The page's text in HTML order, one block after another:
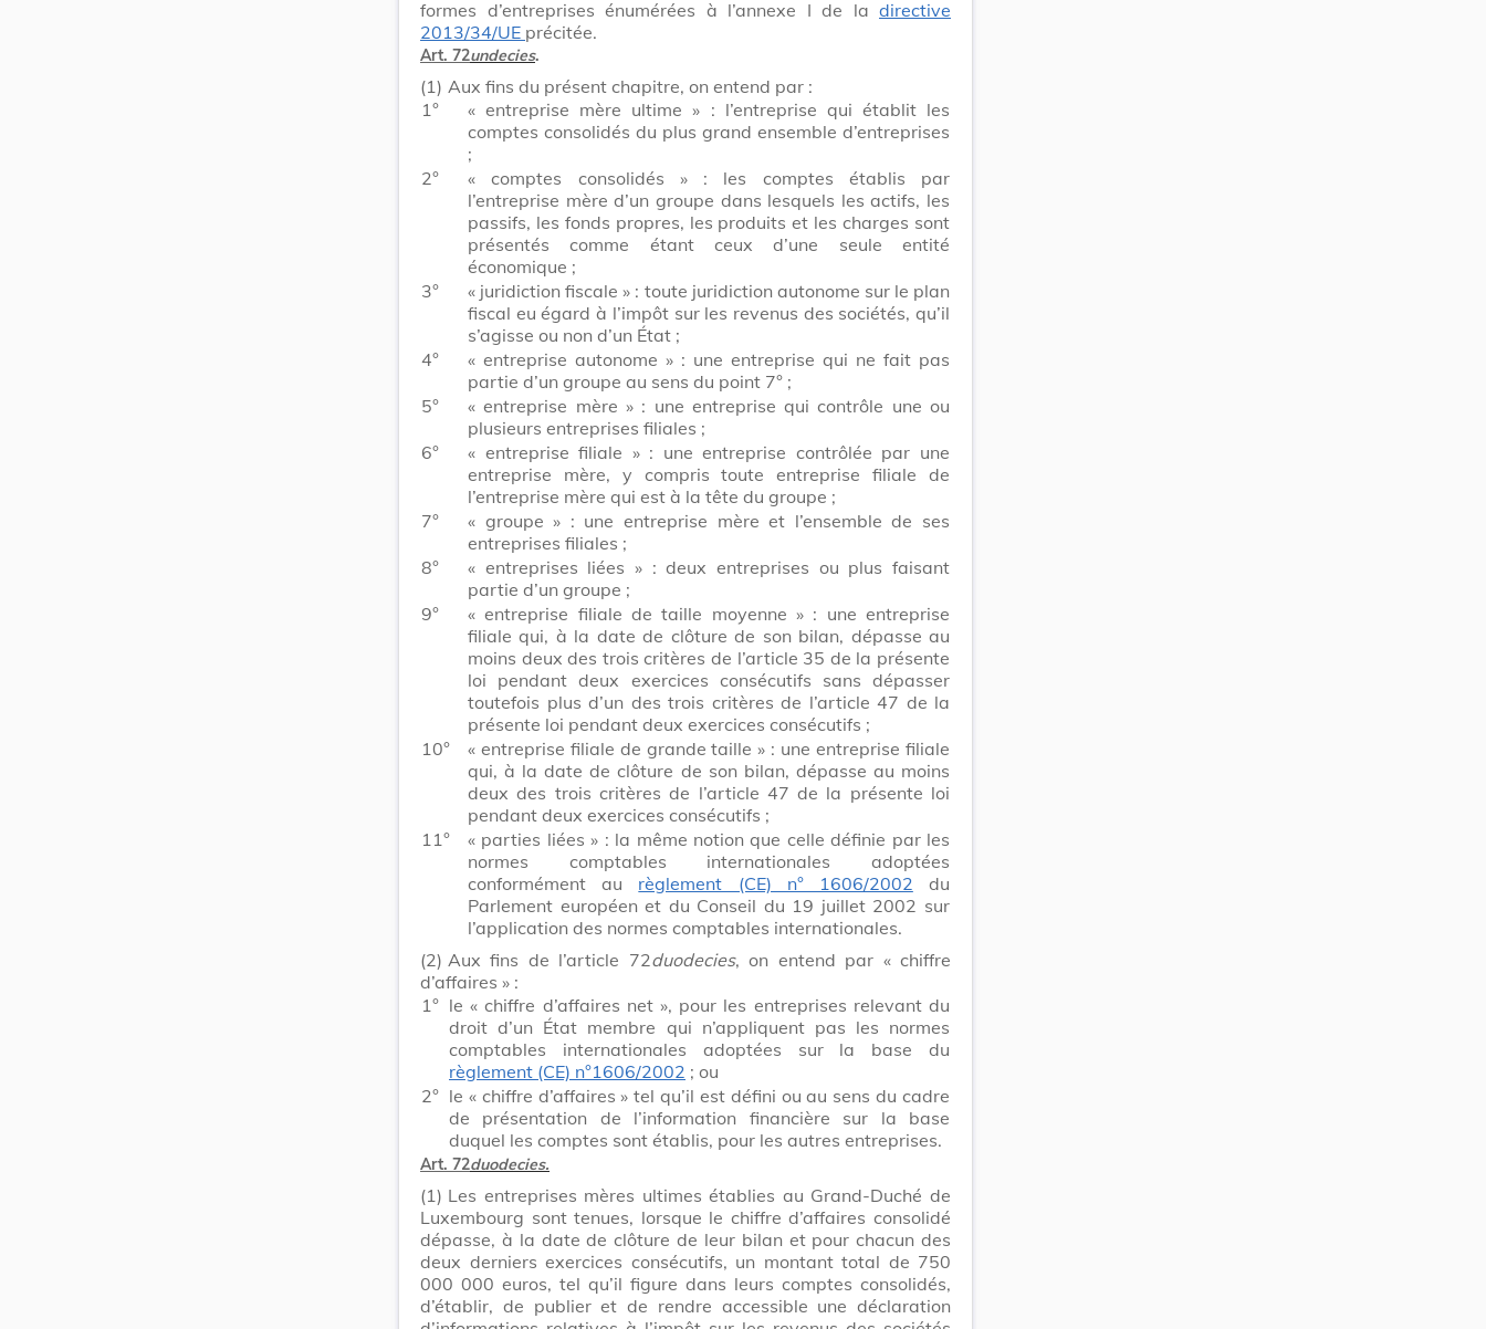
formes d’entreprises énumérées à l’annexe I de la directive
2013/34/UE précitée.
Art. 72undecies.
(1) Aux fins du présent chapitre, on entend par :
1°
« entreprise mère ultime » : l’entreprise qui établit les
comptes consolidés du plus grand ensemble d’entreprises
;
2°
« comptes consolidés » : les comptes établis par
l’entreprise mère d’un groupe dans lesquels les actifs, les
passifs, les fonds propres, les produits et les charges sont
présentés comme étant ceux d’une seule entité
économique ;
3°
« juridiction fiscale » : toute juridiction autonome sur le plan
fiscal eu égard à l’impôt sur les revenus des sociétés, qu’il
s’agisse ou non d’un État ;
4°
« entreprise autonome » : une entreprise qui ne fait pas
partie d’un groupe au sens du point 7° ;
5°
« entreprise mère » : une entreprise qui contrôle une ou
plusieurs entreprises filiales ;
6°
« entreprise filiale » : une entreprise contrôlée par une
entreprise mère, y compris toute entreprise filiale de
l’entreprise mère qui est à la tête du groupe ;
7°
« groupe » : une entreprise mère et l’ensemble de ses
entreprises filiales ;
8°
« entreprises liées » : deux entreprises ou plus faisant
partie d’un groupe ;
9°
« entreprise filiale de taille moyenne » : une entreprise
filiale qui, à la date de clôture de son bilan, dépasse au
moins deux des trois critères de l’article 35 de la présente
loi pendant deux exercices consécutifs sans dépasser
toutefois plus d’un des trois critères de l’article 47 de la
présente loi pendant deux exercices consécutifs ;
10°
« entreprise filiale de grande taille » : une entreprise filiale
qui, à la date de clôture de son bilan, dépasse au moins
deux des trois critères de l’article 47 de la présente loi
pendant deux exercices consécutifs ;
11°
« parties liées » : la même notion que celle définie par les
normes comptables internationales adoptées
conformément au règlement (CE) n° 1606/2002 du
Parlement européen et du Conseil du 19 juillet 2002 sur
l’application des normes comptables internationales.
(2) Aux fins de l’article 72duodecies, on entend par « chiffre
d’affaires » :
1° le « chiffre d’affaires net », pour les entreprises relevant du
droit d’un État membre qui n’appliquent pas les normes
comptables internationales adoptées sur la base du
règlement (CE) n°1606/2002 ; ou
2° le « chiffre d’affaires » tel qu’il est défini ou au sens du cadre
de présentation de l’information financière sur la base
duquel les comptes sont établis, pour les autres entreprises.
Art. 72duodecies.
(1) Les entreprises mères ultimes établies au Grand-Duché de
Luxembourg sont tenues, lorsque le chiffre d’affaires consolidé
dépasse, à la date de clôture de leur bilan et pour chacun des
deux derniers exercices consécutifs, un montant total de 750
000 000 euros, tel qu’il figure dans leurs comptes consolidés,
d’établir, de publier et de rendre accessible une déclaration